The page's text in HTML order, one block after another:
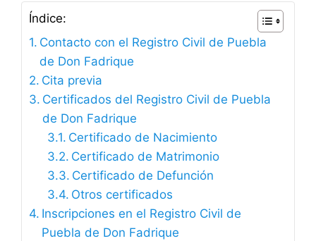
Índice:
Contacto con el Registro Civil de Puebla
de Don Fadrique
Cita previa
Certificados del Registro Civil de Puebla
de Don Fadrique
Certificado de Nacimiento
Certificado de Matrimonio
Certificado de Defunción
Otros certificados
Inscripciones en el Registro Civil de
Puebla de Don Fadrique